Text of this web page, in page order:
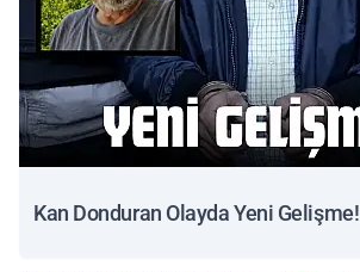
Kan Donduran Olayda Yeni Gelişme!